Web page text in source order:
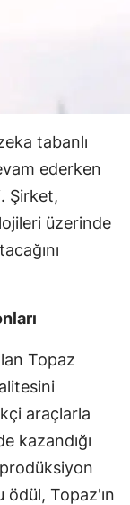
Erzurum
Gümüşhane
tabanlı
ederken
Şirket,
üzerinde
Topaz
araçlarla
kazandığı
prodüksiyon
Topaz'ın